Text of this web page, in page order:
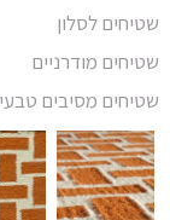
סומק פרסי
סומק קווקזי
שטיח קילים
קילים אפגני
קילים הודי
שטיחי זיגלר
שטיחי משי
שטיחים לסלון
שטיחים מודרניים
Arabesque
Bliss
Comfort Shag
שטיחים מסיבים
שטיחים
שטיחים מצמר